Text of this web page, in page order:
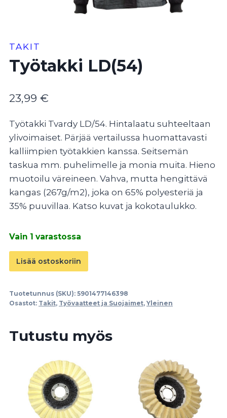
TAKIT
Työtakki LD(54)
23,99 €
Työtakki Tvardy LD/54. Hintalaatu suhteeltaan
ylivoimaiset. Pärjää vertailussa huomattavasti
kalliimpien työtakkien kanssa. Seitsemän
taskua mm. puhelimelle ja monia muita. Hieno
muotoilu väreineen. Vahva, mutta hengittävä
kangas (267g/m2), joka on 65% polyesteriä ja
35% puuvillaa. Katso kuvat ja kokotaulukko.
Vain 1 varastossa
Työtakki
LD(54)
Lisää ostoskoriin
Tuotetunnus (SKU): 5901477146398
Osastot: Takit, Työvaatteet ja Suojaimet, Yleinen
Tutustu myös